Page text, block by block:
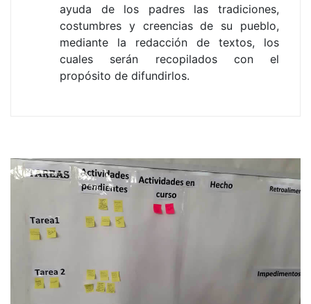
ayuda de los padres las tradiciones,
costumbres y creencias de su pueblo,
mediante la redacción de textos, los
cuales serán recopilados con el
propósito de difundirlos.